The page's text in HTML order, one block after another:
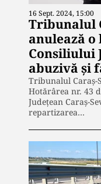
16 Sept. 2024, 15:00
Tribunalul
anulează
Consiliului
abuzivă și
Tribunalul Caraș-
Hotărârea nr. 43
Județean Caraș-
repartizarea…